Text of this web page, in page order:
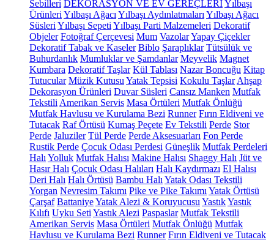
Sebilleri DEKORASYON VE EV GEREÇLERİYılbaşı
Ürünleri Yılbaşı Ağacı Yılbaşı Aydınlatmaları Yılbaşı Ağacı
Süsleri Yılbaşı Sepeti Yılbaşı Parti Malzemeleri Dekoratif
Objeler Fotoğraf Çerçevesi Mum VazolarYapay Çiçekler
Dekoratif Tabak ve Kaseler Biblo Şaraplıklar Tütsülük ve
Buhurdanlık Mumluklar ve Şamdanlar Meyvelik Magnet
Kumbara Dekoratif Taşlar Kül Tablası Nazar Boncuğu Kitap
Tutucular Müzik Kutusu Yatak Tepsisi Kokulu Taşlar Ahşap
Dekorasyon Ürünleri Duvar Süsleri Cansız Manken Mutfak
Tekstili Amerikan Servis Masa Örtüleri Mutfak Önlüğü
Mutfak Havlusu ve Kurulama Bezi Runner Fırın Eldiveni ve
Tutacak Raf Örtüsü Kumaş Peçete Ev Tekstili Perde Stor
Perde Jaluziler Tül Perde Perde Aksesuarları Fon Perde
Rustik Perde Çocuk Odası Perdesi Güneşlik Mutfak Perdeleri
Halı Yolluk Mutfak Halısı Makine Halısı Shaggy Halı Jüt ve
Hasır Halı Çocuk Odası Halıları Halı Kaydırmazı El Halısı
Deri Halı Halı Örtüsü Bambu Halı Yatak Odası Tekstili
Yorgan Nevresim Takımı Pike ve Pike Takımı Yatak Örtüsü
Çarşaf BattaniyeYatak Alezi & Koruyucusu YastıkYastık
Kılıfı Uyku Seti Yastık Alezi Paspaslar Mutfak Tekstili
Amerikan Servis Masa Örtüleri Mutfak Önlüğü Mutfak
Havlusu ve Kurulama Bezi Runner Fırın Eldiveni ve Tutacak